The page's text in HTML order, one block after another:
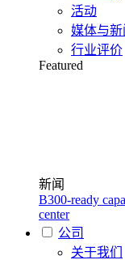
活动
媒体与新
行业评价
Featured
新闻
B300-ready
center
公司
关于我们